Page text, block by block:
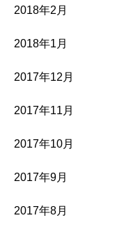
2018年2月
2018年1月
2017年12月
2017年11月
2017年10月
2017年9月
2017年8月